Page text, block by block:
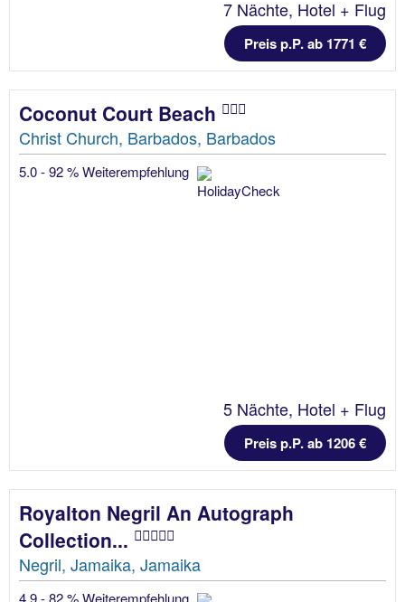
7 Nächte, Hotel + Flug
Preis p.P. ab 1771 €
Coconut Court Beach
Christ Church, Barbados, Barbados
5.0 - 92 % Weiterempfehlung
5 Nächte, Hotel + Flug
Preis p.P. ab 1206 €
Royalton Negril An Autograph
Collection...
Negril, Jamaika, Jamaika
4.9 - 82 % Weiterempfehlung